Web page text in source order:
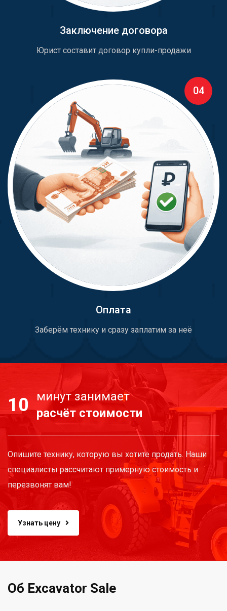
Заключение договора
Юрист составит договор купли-продажи
04
Оплата
Заберём технику и сразу заплатим за неё
10
минут занимает
расчёт стоимости
Опишите технику, которую вы хотите продать. Наши
специалисты рассчитают примерную стоимость и
перезвонят вам!
Узнать цену
Об Excavator Sale